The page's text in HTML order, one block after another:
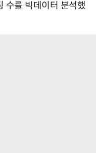
수를 빅데이터 분석했